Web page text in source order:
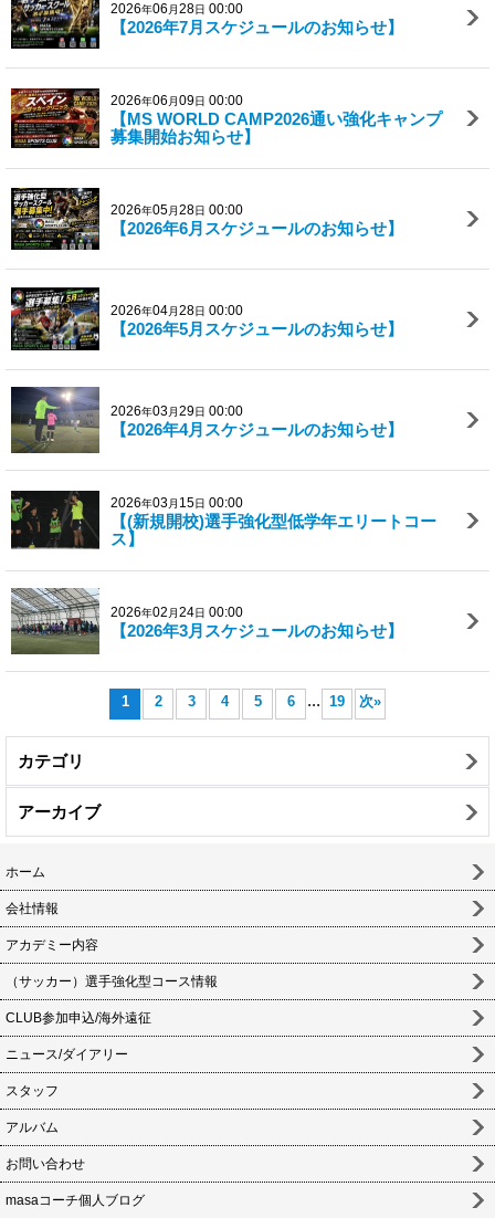
2026年06月 28日 00:00
【2026年7月スケジュールのお知らせ】
2026年06月 09日 00:00
【MS WORLD CAMP2026通い強化キャンプ
募集開始お知らせ】
2026年05月 28日 00:00
【2026年6月スケジュールのお知らせ】
2026年04月 28日 00:00
【2026年5月スケジュールのお知らせ】
2026年03月 29日 00:00
【2026年4月スケジュールのお知らせ】
2026年03月 15日 00:00
【(新規開校)選手強化型低学年エリートコー
ス】
2026年02月 24日 00:00
【2026年3月スケジュールのお知らせ】
1 2 3 4 5 6 ... 19 次»
カテゴリ
アーカイブ
ホーム
会社情報
アカデミー内容
（サッカー）選手強化型コース情報
CLUB参加申込/海外遠征
ニュース/ダイアリー
スタッフ
アルバム
お問い合わせ
masaコーチ個人ブログ